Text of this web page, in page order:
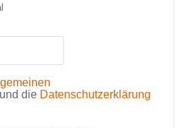
und die Datenschutzerklärung